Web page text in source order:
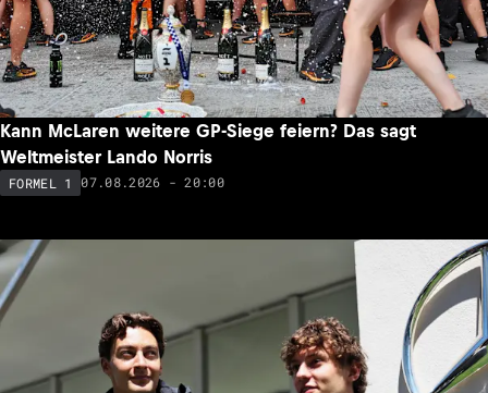
Kann McLaren weitere GP-Siege feiern? Das sagt
Weltmeister Lando Norris
FORMEL 1 07.08.2026 - 20:00